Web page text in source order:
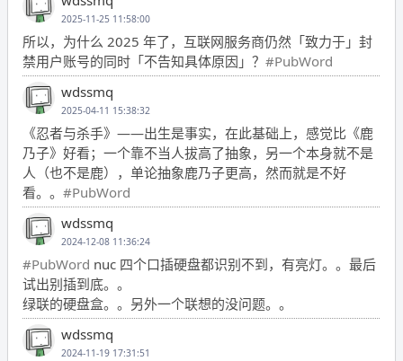
2025-11-25 11:58:00
所以，为什么 2025 年了，互联网服务商仍然「致力于」封
禁用户账号的同时「不告知具体原因」？ #PubWord
wdssmq
2025-04-11 15:38:32
《忍者与杀手》——出生是事实，在此基础上，感觉比《鹿
乃子》好看；一个靠不当人拔高了抽象，另一个本身就不是
人（也不是鹿），单论抽象鹿乃子更高，然而就是不好
看。。 #PubWord
wdssmq
2024-12-08 11:36:24
#PubWord nuc 四个口插硬盘都识别不到，有亮灯。。最后
试出别插到底。。
绿联的硬盘盒。。另外一个联想的没问题。。
wdssmq
2024-11-19 17:31:51